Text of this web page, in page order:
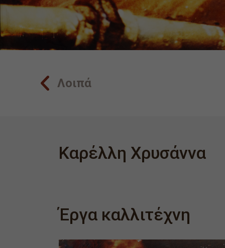
Λοιπά
Καρέλλη Χρυσάννα
Έργα καλλιτέχνη